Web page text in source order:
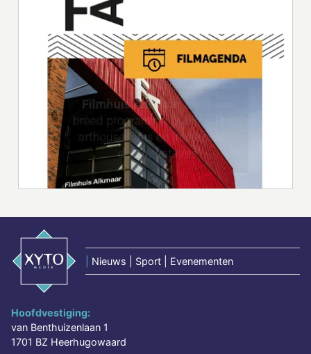
Nieuws | Sport | Evenementen
Hoofdvestiging:
van Benthuizenlaan 1
1701 BZ Heerhugowaard